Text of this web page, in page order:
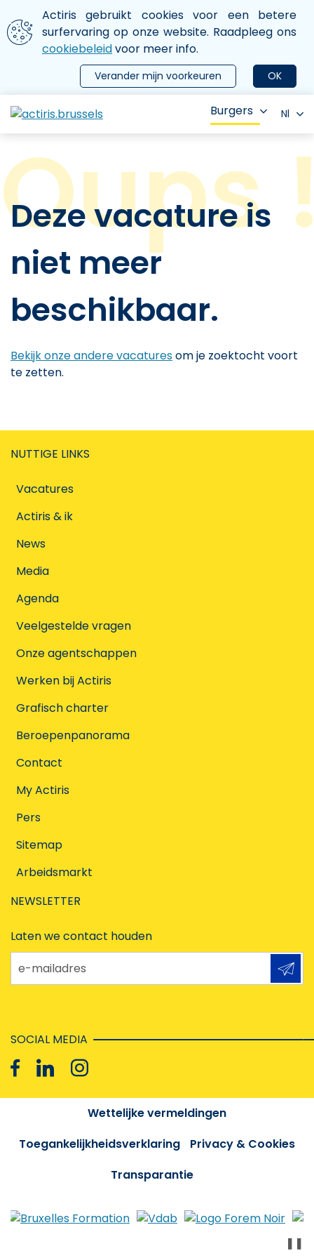
Aller au contenu principal
We gebruiken cookies
Actiris gebruikt cookies voor een betere
surfervaring op onze website. Raadpleeg ons
cookiebeleidvoor meer info.
OK
Verander mijn voorkeuren
le menu
Burgers Nl
Deze vacature is
niet meer
beschikbaar.
Bekijk onze andere vacaturesom je zoektocht voort
te zetten.
NUTTIGE LINKS
Vacatures
Actiris & ik
News
Media
Agenda
Veelgestelde vragen
Onze agentschappen
Werken bij Actiris
Grafisch charter
Beroepenpanorama
Contact
My Actiris
Pers
Sitemap
Arbeidsmarkt
NEWSLETTER
Laten we contact houden
e-mailadres
SOCIAL MEDIA
Wettelijke vermeldingen
Toegankelijkheidsverklaring
Privacy & Cookies
Transparantie
❚❚